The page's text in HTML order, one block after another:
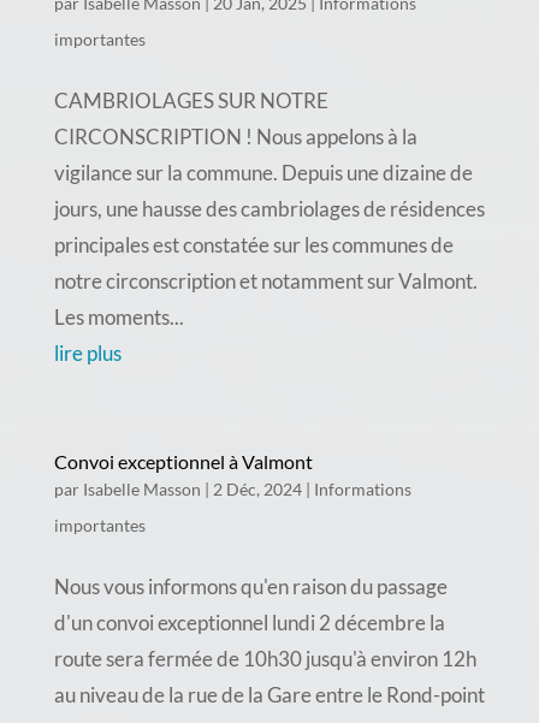
importantes
CAMBRIOLAGES SUR NOTRE
CIRCONSCRIPTION ! Nous appelons à la
vigilance sur la commune. Depuis une dizaine de
jours, une hausse des cambriolages de résidences
principales est constatée sur les communes de
notre circonscription et notamment sur Valmont.
Les moments...
lire plus
Convoi exceptionnel à Valmont
par Isabelle Masson | 2 Déc, 2024| Informations
importantes
Nous vous informons qu'en raison du passage
d'un convoi exceptionnel lundi 2 décembre la
route sera fermée de 10h30 jusqu'à environ 12h
au niveau de la rue de la Gare entre le Rond-point